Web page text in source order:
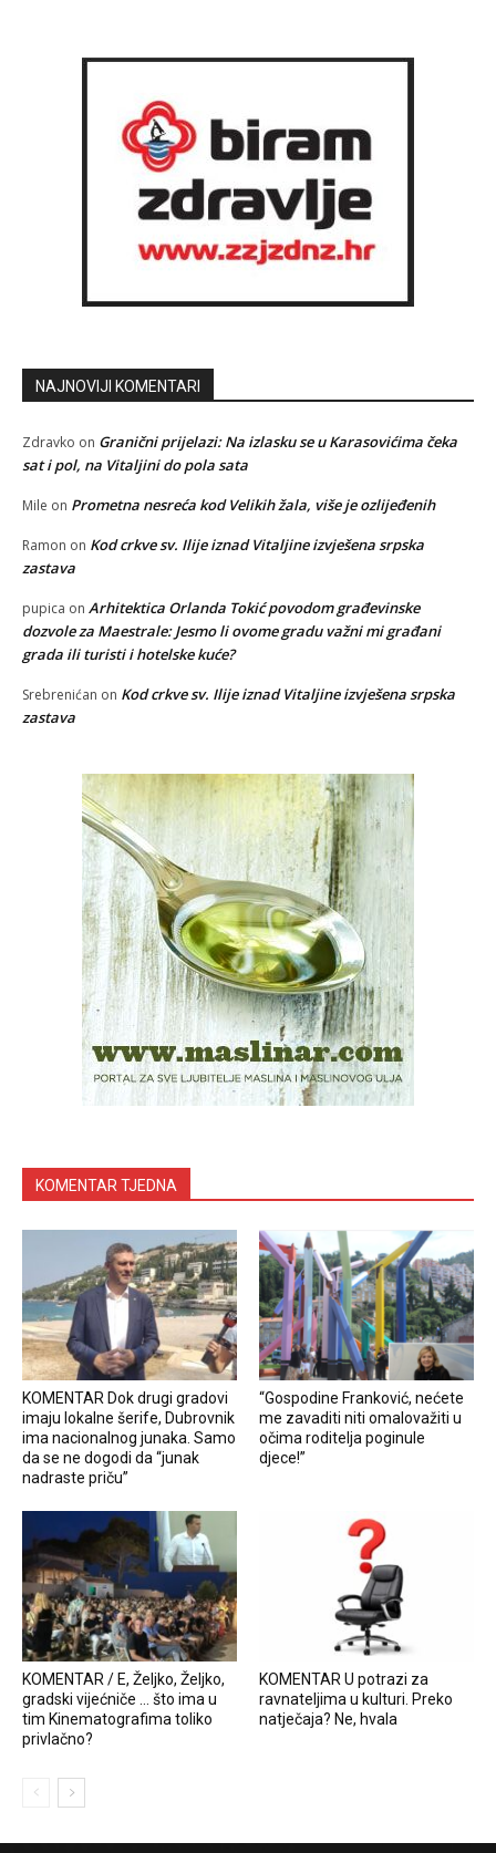
NAJNOVIJI KOMENTARI
Zdravko on Granični prijelazi: Na izlasku se u Karasovićima čeka
sat i pol, na Vitaljini do pola sata
Mile on Prometna nesreća kod Velikih žala, više je ozlijeđenih
Ramon on Kod crkve sv. Ilije iznad Vitaljine izvješena srpska
zastava
pupica on Arhitektica Orlanda Tokić povodom građevinske
dozvole za Maestrale: Jesmo li ovome gradu važni mi građani
grada ili turisti i hotelske kuće?
Srebrenićan on Kod crkve sv. Ilije iznad Vitaljine izvješena srpska
zastava
KOMENTAR TJEDNA
KOMENTAR Dok drugi gradovi
imaju lokalne šerife, Dubrovnik
ima nacionalnog junaka. Samo
da se ne dogodi da “junak
nadraste priču”
“Gospodine Franković, nećete
me zavaditi niti omalovažiti u
očima roditelja poginule
djece!”
KOMENTAR / E, Željko, Željko,
gradski vijećniče … što ima u
tim Kinematografima toliko
privlačno?
KOMENTAR U potrazi za
ravnateljima u kulturi. Preko
natječaja? Ne, hvala